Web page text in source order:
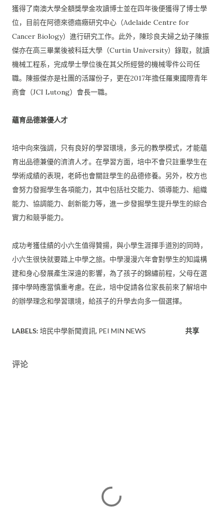
獲得了南澳大學全額獎學金攻讀博士並在四年後便獲得了博士學
位，
目前在阿德來德癌癥研究中心（Adelaide Centre for
Cancer Biology）進行研究工作。此外，
陳珍良夫婦之幼子陳振
傑亦在高三畢業後被科廷大學（Curtin University）錄取，就讀
機械工程系， 完成學士學位後在其父所經營的機械零件公司任
職。
陳振傑亦是社團的活躍份子， 更在2017年擔任羅東國際青年
商會（JCI Lutong）會長一職。
蘊育品德兼優人才
培中向來強調，只有良好的學習環境，多元的教學模式， 才能蘊
育出品德兼優的濟濟人才。在學習方面， 培中不會只註重學生在
學術成績的表現， 老師也會關註學生的品德修養。另外， 校方也
會努力發掘學生各項能力，其中包括社交能力、領導能力、 組織
能力、協調能力、創新能力等， 進一步發掘學生提升學生的綜合
實力和競爭能力。
成功考獲佳績的小六生值得贊揚，與小學生涯揮手道別的同時，
小六生很快就要踏上中學之旅。 中學漫漫六年會對學生的知識構
建和身心發展產生深遠的影響， 為了孩子的錦繡前程，父母在選
擇中學時應當慎重考慮。在此， 培中促請各位家長前來了解培中
的辦學理念和學習環境， 給孩子的升學去向多一個選擇。
LABELS: 培民中學新聞資訊 PEI MIN NEWS 共享
评论